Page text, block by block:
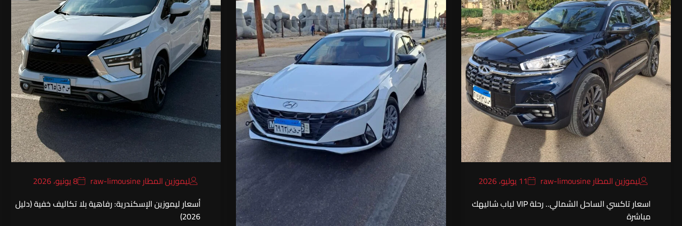
ليموزين المطار raw-limousine
11 يوليو، 2026
اسعار تاكسي الساحل الشمالي.. رحلة VIP لباب شاليهك
مباشرة
ليموزين المطار raw-limousine
8 يونيو، 2026
أسعار ليموزين الإسكندرية: رفاهية بلا تكاليف خفية (دليل
2026)